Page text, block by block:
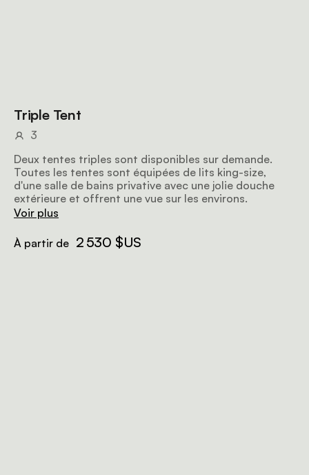
Triple Tent
3
Deux tentes triples sont disponibles sur demande.
Toutes les tentes sont équipées de lits king-size,
d'une salle de bains privative avec une jolie douche
extérieure et offrent une vue sur les environs.
Voir plus
À partir de 2 530 $US